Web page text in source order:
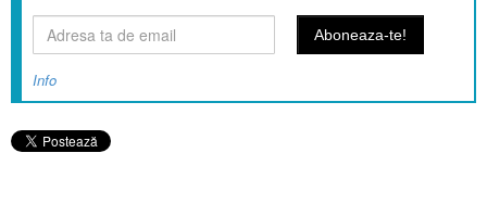
Info